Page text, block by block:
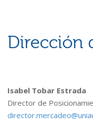
Dirección
Isabel Tobar Estrada
Director de